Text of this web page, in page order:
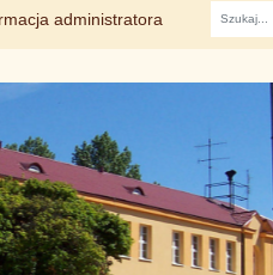
administratora
Fraza